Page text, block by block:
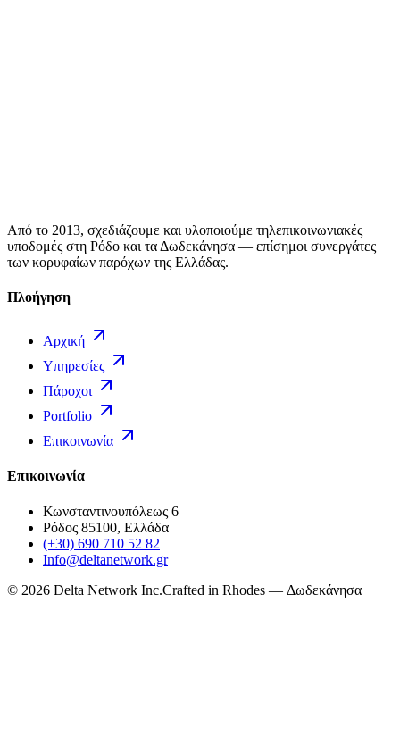
Από το 2013, σχεδιάζουμε και υλοποιούμε τηλεπικοινωνιακές
υποδομές στη Ρόδο και τα Δωδεκάνησα — επίσημοι συνεργάτες
των κορυφαίων παρόχων της Ελλάδας.
Πλοήγηση
Αρχική
Υπηρεσίες
Πάροχοι
Portfolio
Επικοινωνία
Επικοινωνία
Κωνσταντινουπόλεως 6
Ρόδος 85100, Ελλάδα
(+30) 690 710 52 82
Info@deltanetwork.gr
© 2026 Delta Network Inc.Crafted in Rhodes — Δωδεκάνησα